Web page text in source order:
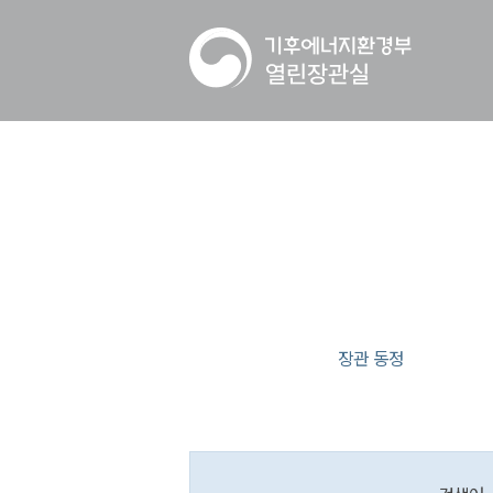
장관 동정